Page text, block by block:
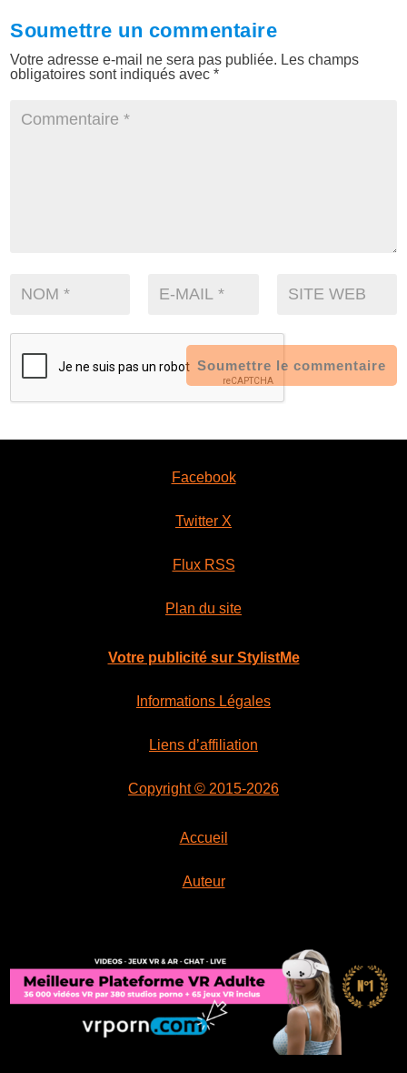
Soumettre un commentaire
Votre adresse e-mail ne sera pas publiée. Les champs
obligatoires sont indiqués avec*
Soumettre le commentaire
Facebook
Twitter X
Flux RSS
Plan du site
Votre publicité sur StylistMe
Informations Légales
Liens d’affiliation
Copyright © 2015-2026
Accueil
Auteur